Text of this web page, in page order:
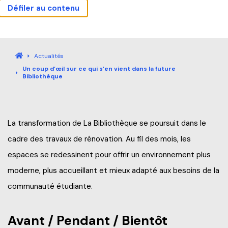
Défiler au contenu
Actualités Carrières
Accueil
Explorez nos programmes
Baccalauréat international (IB)
Laboratoire intégré de formation technique (LIFT)
Étapes de l’admission
Qu’est-ce que la Formation continue?
Admission et frais de scolarité
Pourquoi André-Laurendeau
Entreprises
AccueilActualités
Un coup d’œil sur ce qui s’en vient dans la future
Bibliothèque
La transformation de La Bibliothèque se poursuit dans le
cadre des travaux de rénovation. Au fil des mois, les
espaces se redessinent pour offrir un environnement plus
moderne, plus accueillant et mieux adapté aux besoins de la
communauté étudiante.
Avant / Pendant / Bientôt